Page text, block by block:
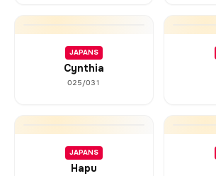
JAPANS
Cynthia
025/031
JAPANS
Hapu